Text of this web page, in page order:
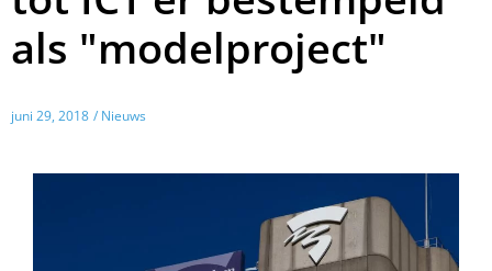
als "modelproject"
juni 29, 2018 / Nieuws